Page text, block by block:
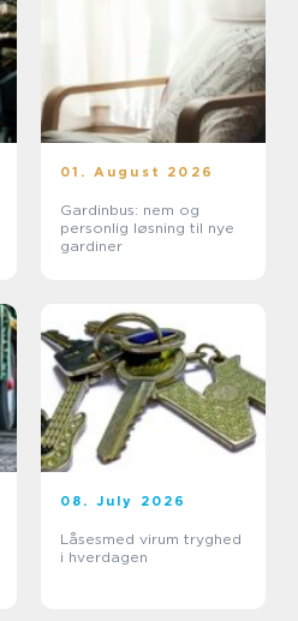
01. August 2026
Gardinbus: nem og
personlig løsning til nye
gardiner
08. July 2026
Låsesmed virum tryghed
i hverdagen